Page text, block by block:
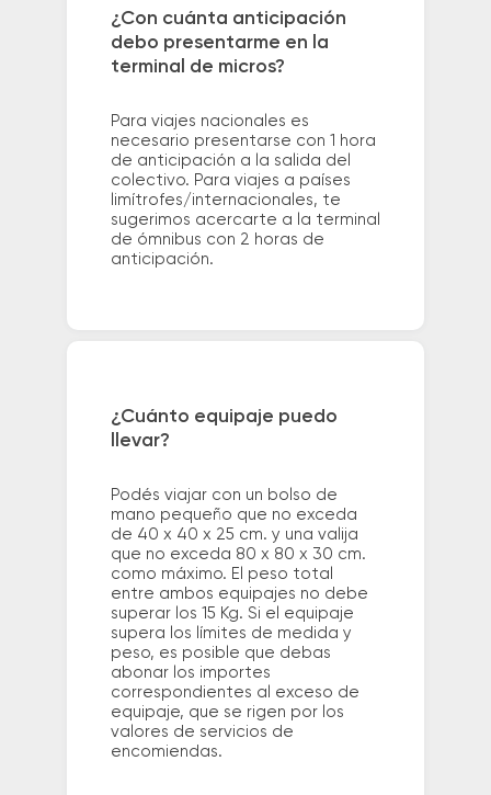
¿Con cuánta anticipación
debo presentarme en la
terminal de micros?
Para viajes nacionales es
necesario presentarse con 1 hora
de anticipación a la salida del
colectivo. Para viajes a países
limítrofes/internacionales, te
sugerimos acercarte a la terminal
de ómnibus con 2 horas de
anticipación.
¿Cuánto equipaje puedo
llevar?
Podés viajar con un bolso de
mano pequeño que no exceda
de 40 x 40 x 25 cm. y una valija
que no exceda 80 x 80 x 30 cm.
como máximo. El peso total
entre ambos equipajes no debe
superar los 15 Kg. Si el equipaje
supera los límites de medida y
peso, es posible que debas
abonar los importes
correspondientes al exceso de
equipaje, que se rigen por los
valores de servicios de
encomiendas.